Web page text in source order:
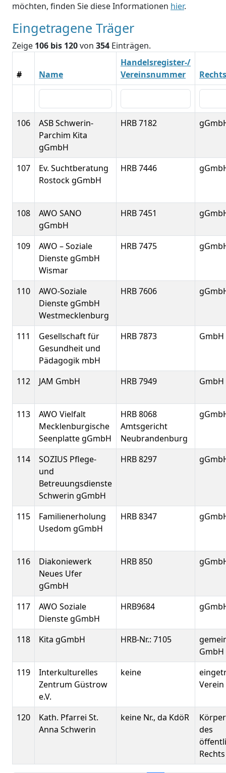
möchten, finden Sie diese Informationen hier.
Eingetragene Träger
Zeige 106 bis 120von 354 Einträgen.
# Name
Handelsregister-/
Vereinsnummer
106
ASB Schwerin-
Parchim Kita
gGmbH
HRB 7182
107
Ev. Suchtberatung
Rostock gGmbH
HRB 7446
108
AWO SANO
gGmbH
HRB 7451
109
AWO – Soziale
Dienste gGmbH
Wismar
HRB 7475
110
AWO-Soziale
Dienste gGmbH
Westmecklenburg
HRB 7606
111
Gesellschaft für
Gesundheit und
Pädagogik mbH
HRB 7873 GmbH
112 JAM GmbH HRB 7949 GmbH
113
AWO Vielfalt
Mecklenburgische
Seenplatte gGmbH
HRB 8068
Amtsgericht
Neubrandenburg
114
SOZIUS Pflege-
und
Betreuungsdienste
Schwerin gGmbH
HRB 8297
115
Familienerholung
Usedom gGmbH
HRB 8347
116
Diakoniewerk
Neues Ufer
gGmbH
HRB 850
117
AWO Soziale
Dienste gGmbH
HRB9684
118 Kita gGmbH HRB-Nr.: 7105
GmbH
119
Interkulturelles
Zentrum Güstrow
e.V.
keine
Verein
120
Kath. Pfarrei St.
Anna Schwerin
keine Nr., da KdöR
des
Rechts